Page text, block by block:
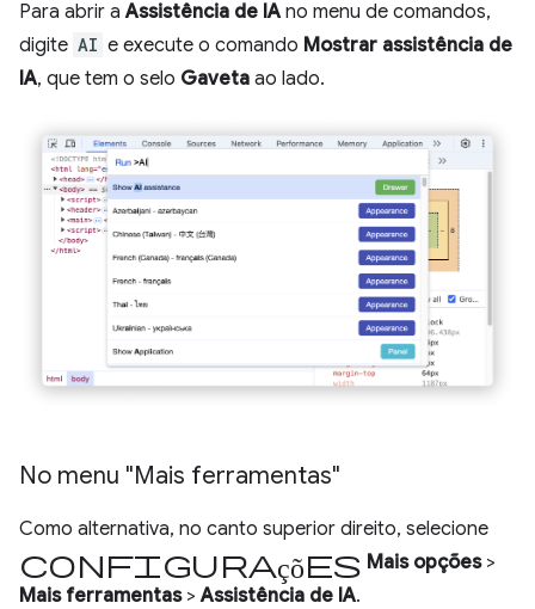
Para abrir aAssistência de IA no menu de comandos,
digite AI e execute o comando Mostrar assistência de
IA, que tem o selo Gaveta ao lado.
No menu "Mais ferramentas"
Como alternativa, no canto superior direito, selecione
Configurações Mais opções>
Mais ferramentas>Assistência de IA.